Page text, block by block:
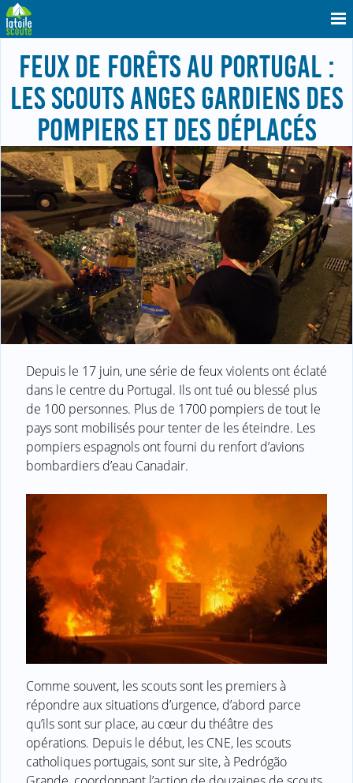
FEUX DE FORÊTS AU PORTUGAL :
LES SCOUTS ANGES GARDIENS DES
POMPIERS ET DES DÉPLACÉS
Depuis le 17 juin, une série de feux violents ont éclaté
dans le centre du Portugal. Ils ont tué ou blessé plus
de 100 personnes. Plus de 1700 pompiers de tout le
pays sont mobilisés pour tenter de les éteindre. Les
pompiers espagnols ont fourni du renfort d’avions
bombardiers d’eau Canadair.
Comme souvent, les scouts sont les premiers à
répondre aux situations d’urgence, d’abord parce
qu’ils sont sur place, au cœur du théâtre des
opérations. Depuis le début, les CNE, les scouts
catholiques portugais, sont sur site, à Pedrógão